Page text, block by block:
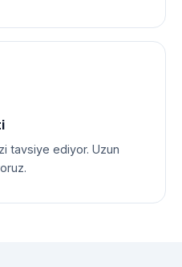
tavsiye ediyor. Uzun